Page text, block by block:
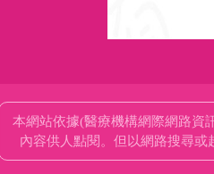
本網站依據(醫療機構網際網路資
內容供人點閱。但以網路搜尋或